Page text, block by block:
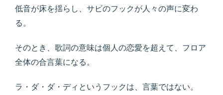
低音が床を揺らし、サビのフックが人々の声に変わ
る。
そのとき、歌詞の意味は個人の恋愛を超えて、フロア
全体の合言葉になる。
ラ・ダ・ダ・ディというフックは、言葉ではない。